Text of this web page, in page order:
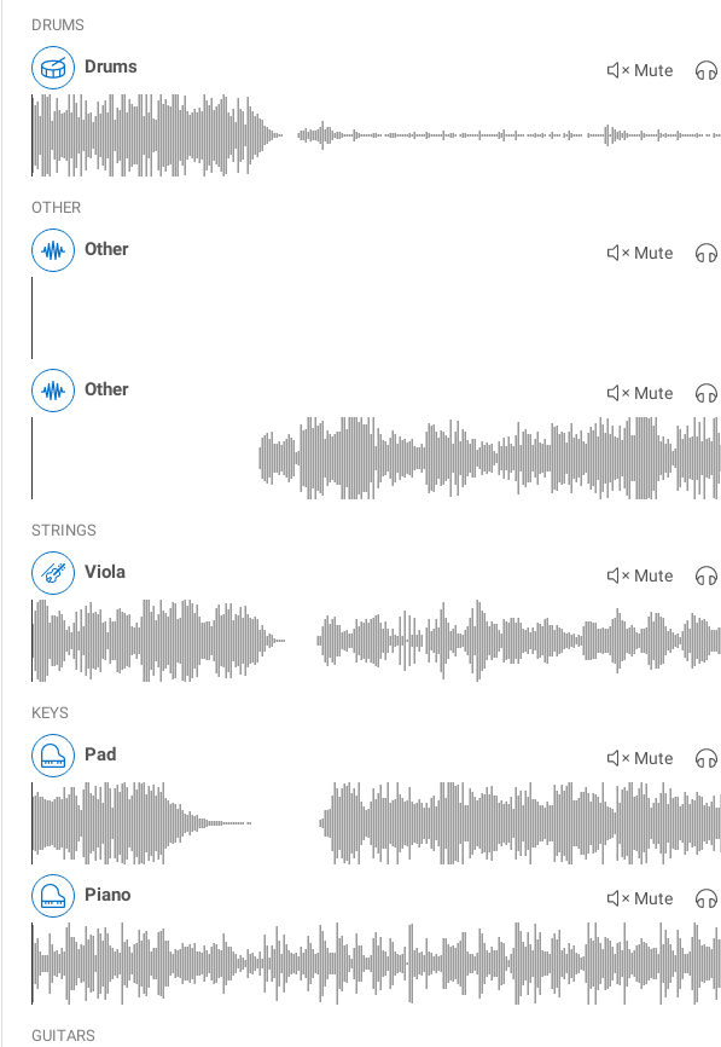
DRUMS
Drums Mute
OTHER
Other Mute
Other Mute
STRINGS
Viola Mute
KEYS
Pad Mute
Piano Mute
GUITARS